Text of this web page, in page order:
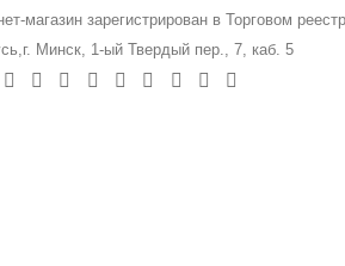
магазин зарегистрирован в Торговом
Минск, 1-ый Твердый пер., 7, каб. 5